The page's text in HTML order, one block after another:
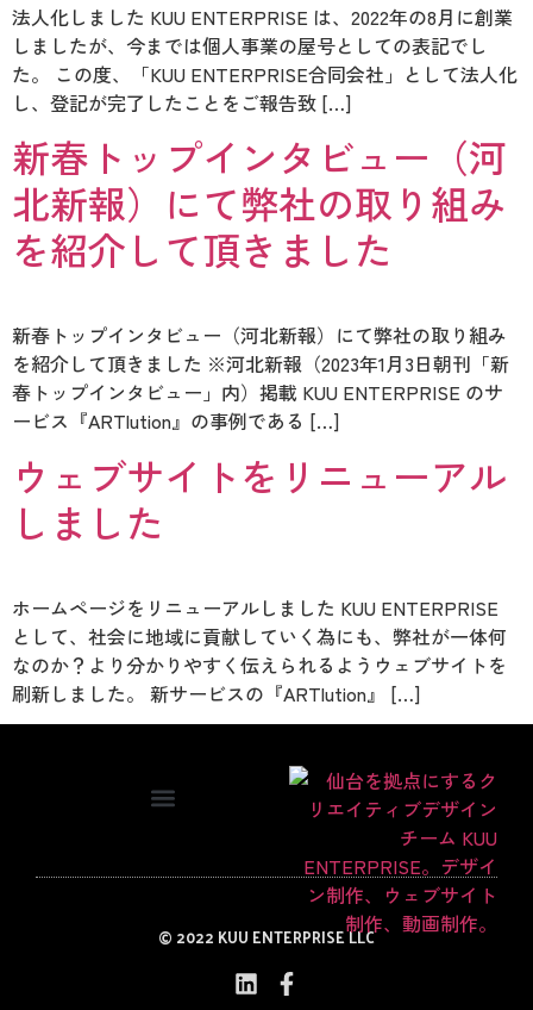
法人化しました KUU ENTERPRISE は、2022年の8月に創業
しましたが、今までは個人事業の屋号としての表記でし
た。 この度、「KUU ENTERPRISE合同会社」として法人化
し、登記が完了したことをご報告致 […]
新春トップインタビュー（河
北新報）にて弊社の取り組み
を紹介して頂きました
新春トップインタビュー（河北新報）にて弊社の取り組み
を紹介して頂きました ※河北新報（2023年1月3日朝刊「新
春トップインタビュー」内）掲載 KUU ENTERPRISE のサ
ービス『ARTlution』の事例である […]
ウェブサイトをリニューアル
しました
ホームページをリニューアルしました KUU ENTERPRISE
として、社会に地域に貢献していく為にも、弊社が一体何
なのか？より分かりやすく伝えられるようウェブサイトを
刷新しました。 新サービスの『ARTlution』 […]
© 2022 KUU ENTERPRISE LLC